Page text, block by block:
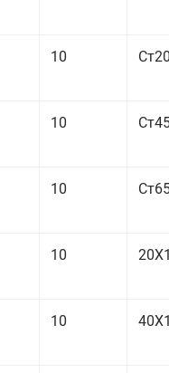
10 Ст20
10
10
10
10